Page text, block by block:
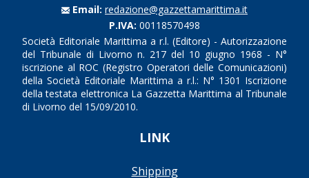
Email: redazione@gazzettamarittima.it
P.IVA: 00118570498
Società Editoriale Marittima a r.l. (Editore) - Autorizzazione
del Tribunale di Livorno n. 217 del 10 giugno 1968 - N°
iscrizione al ROC (Registro Operatori delle Comunicazioni)
della Società Editoriale Marittima a r.l.: N° 1301 Iscrizione
della testata elettronica La Gazzetta Marittima al Tribunale
di Livorno del 15/09/2010.
LINK
Shipping